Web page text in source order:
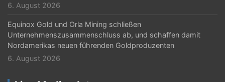
6. August 2026
Equinox Gold und Orla Mining schließen
Unternehmenszusammenschluss ab, und schaffen damit
Nordamerikas neuen führenden Goldproduzenten
6. August 2026